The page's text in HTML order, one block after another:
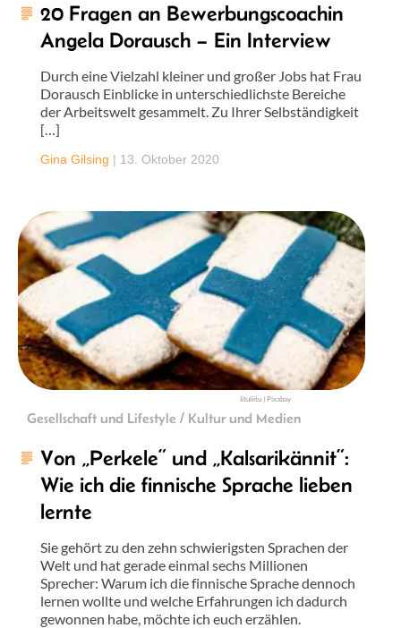
20 Fragen an Bewerbungscoachin
Angela Dorausch – Ein Interview
Durch eine Vielzahl kleiner und großer Jobs hat Frau
Dorausch Einblicke in unterschiedlichste Bereiche
der Arbeitswelt gesammelt. Zu Ihrer Selbständigkeit
[…]
Gina Gilsing | 13. Oktober 2020
Iituliitu | Pixabay
Gesellschaft und Lifestyle / Kultur und Medien
Von „Perkele“ und „Kalsarikännit“:
Wie ich die finnische Sprache lieben
lernte
Sie gehört zu den zehn schwierigsten Sprachen der
Welt und hat gerade einmal sechs Millionen
Sprecher: Warum ich die finnische Sprache dennoch
lernen wollte und welche Erfahrungen ich dadurch
gewonnen habe, möchte ich euch erzählen.